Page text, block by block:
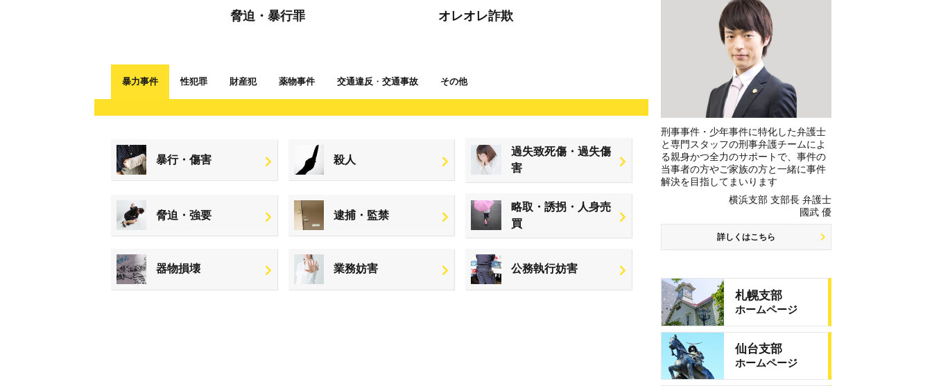
脅迫・暴行罪 オレオレ詐欺
暴力事件 性犯罪 財産犯 薬物事件 交通違反 ・ 交通事故 その他
暴行・傷害 殺人
過失致死傷・過失傷
害
脅迫・強要 逮捕・監禁
略取・誘拐・人身売
買
器物損壊 業務妨害 公務執行妨害
刑事事件・少年事件に特化した弁護士
と専門スタッフの刑事弁護チームによ
る親身かつ全力のサポートで、事件の
当事者の方やご家族の方と一緒に事件
解決を目指してまいります
横浜支部 支部長 弁護士
國武 優
詳しくはこちら
札幌支部
ホームページ
仙台支部
ホームページ